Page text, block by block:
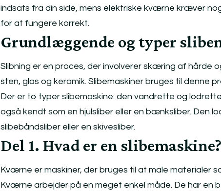
indsats fra din side, mens elektriske kværne kræver
for at fungere korrekt.
Grundlæggende og typer
Slibning er en proces, der involverer skæring af hårde
sten, glas og keramik. Slibemaskiner bruges til denne
Der er to typer slibemaskine: den vandrette og
også kendt som en hjulsliber eller en bænksliber. Den
slibebåndsliber eller en skivesliber.
Del 1. Hvad er en slibemaskine?
Kværne er maskiner, der bruges til at male materialer
Kværne arbejder på en meget enkel måde. De har en